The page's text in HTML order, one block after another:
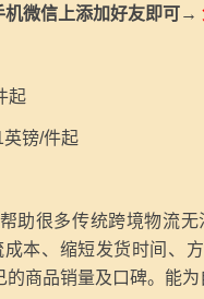
微信上添加好友即可→
起
镑/件起
助很多传统跨境物流
本、缩短发货时间、
商品销量及口碑。能为